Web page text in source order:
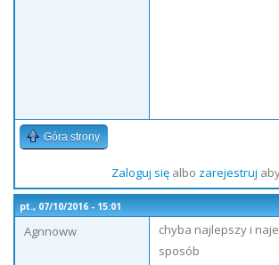
Góra strony
Zaloguj sięalbo zarejestruj
pt., 07/10/2016 - 15:01
Agnnoww
chyba najlepszy i
sposób